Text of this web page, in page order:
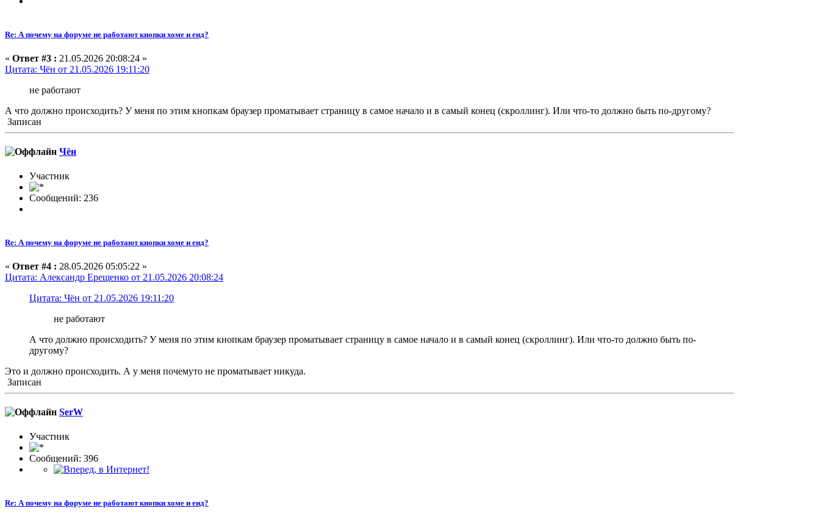
Re: А почему на форуме не работают кнопки хоме и енд?
« Ответ #3 : 21.05.2026 20:08:24 »
Цитата: Чён от 21.05.2026 19:11:20
не работают
А что должно происходить? У меня по этим кнопкам браузер проматывает страницу в самое начало и в самый конец (скроллинг). Или что-то должно быть по-другому?
Записан
Чён
Участник
Сообщений: 236
Re: А почему на форуме не работают кнопки хоме и енд?
« Ответ #4 : 28.05.2026 05:05:22 »
Цитата: Александр Ерещенко от 21.05.2026 20:08:24
Цитата: Чён от 21.05.2026 19:11:20
не работают
А что должно происходить? У меня по этим кнопкам браузер проматывает страницу в самое начало и в самый конец (скроллинг). Или что-то должно быть по-
другому?
Это и должно происходить. А у меня почемуто не проматывает никуда.
Записан
SerW
Участник
Сообщений: 396
Re: А почему на форуме не работают кнопки хоме и енд?